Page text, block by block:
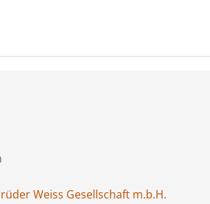
Weiss Gesellschaft m.b.H.